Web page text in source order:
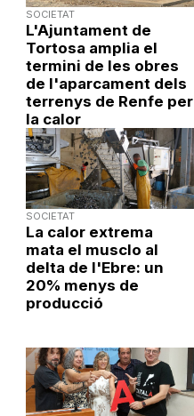
SOCIETAT
L'Ajuntament de
Tortosa amplia el
termini de les obres
de l'aparcament dels
terrenys de Renfe per
la calor
SOCIETAT
La calor extrema
mata el musclo al
delta de l'Ebre: un
20% menys de
producció